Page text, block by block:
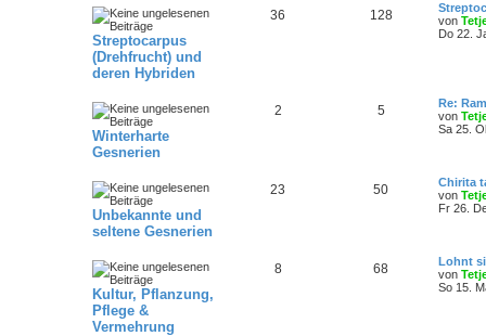
Streptocarpus
(Drehfrucht) und
deren Hybriden
36 128
von
Do 22.
Winterharte
Gesnerien
2 5
Re:
von
Sa 25.
Unbekannte und
seltene Gesnerien
23 50
Chirita
von
Fr 26.
Kultur, Pflanzung,
Pflege &
Vermehrung
8 68
Lohnt
von
So 15.